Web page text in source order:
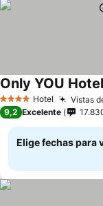
4 EstrellasHotel Vistas
Only YOU
9,2 Excelente
Elige fechas para